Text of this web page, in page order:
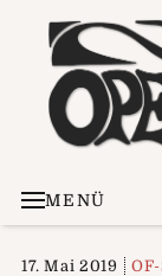
MENÜ
17. Mai 2019